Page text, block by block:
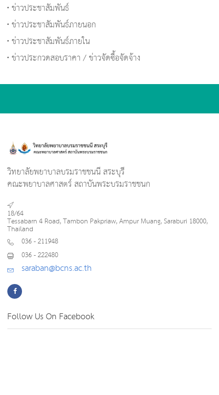
ข่าวประชาสัมพันธ์
ข่าวประชาสัมพันธ์ภายนอก
ข่าวประชาสัมพันธ์ภายใน
ข่าวประกวดสอบราคา / ข่าวจัดซื้อจัดจ้าง
วิทยาลัยพยาบาลบรมราชชนนี สระบุรี
คณะพยาบาลศาสตร์ สถาบันพระบรมราชชนก
18/64
Tessabarn 4 Road, Tambon Pakpriaw, Ampur Muang, Saraburi 18000,
Thailand
036 - 211948
036 - 222480
saraban@bcns.ac.th
Follow Us On Facebook